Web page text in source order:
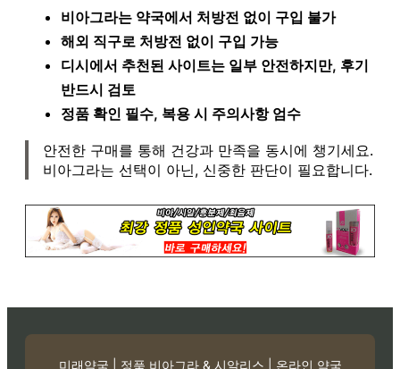
비아그라는 약국에서 처방전 없이 구입 불가
해외 직구로 처방전 없이 구입 가능
디시에서 추천된 사이트는 일부 안전하지만, 후기
반드시 검토
정품 확인 필수, 복용 시 주의사항 엄수
안전한 구매를 통해 건강과 만족을 동시에 챙기세요.
비아그라는 선택이 아닌, 신중한 판단이 필요합니다.
미래약국 | 정품 비아그라 & 시알리스 | 온라인 약국